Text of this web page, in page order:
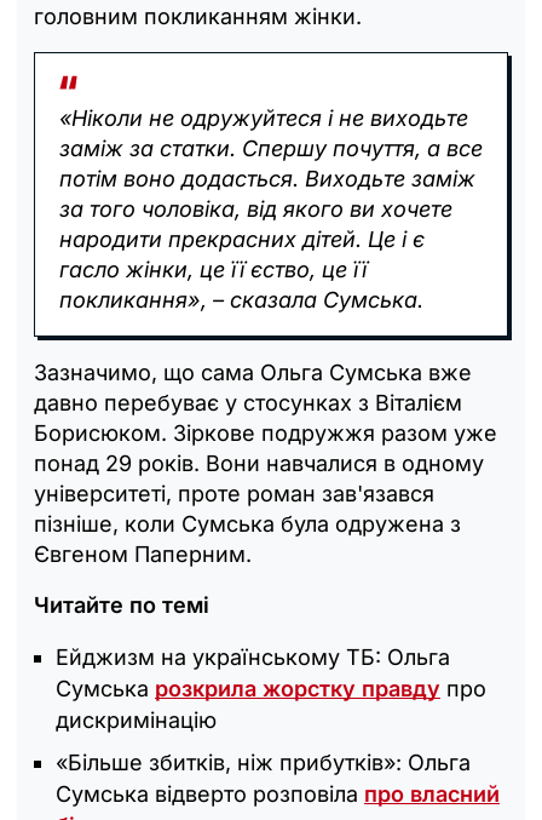
головним покликанням жінки.
«Ніколи не одружуйтеся і не виходьте
заміж за статки. Спершу почуття, а все
потім воно додасться. Виходьте заміж
за того чоловіка, від якого ви хочете
народити прекрасних дітей. Це і є
гасло жінки, це її єство, це її
покликання», – сказала Сумська.
Зазначимо, що сама Ольга Сумська вже
давно перебуває у стосунках з Віталієм
Борисюком. Зіркове подружжя разом уже
понад 29 років. Вони навчалися в одному
університеті, проте роман зав'язався
пізніше, коли Сумська була одружена з
Євгеном Паперним.
Читайте по темі
Ейджизм на українському ТБ: Ольга
Сумська розкрила жорстку правду про
дискримінацію
«Більше збитків, ніж прибутків»: Ольга
Сумська відверто розповіла про власний